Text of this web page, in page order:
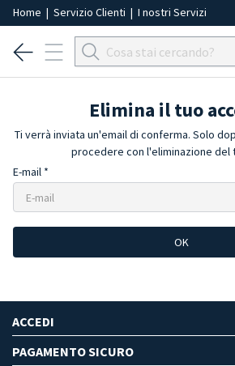
Home | Servizio Clienti | I nostri Servizi
Elimina il tuo
Ti verrà inviata un'email di conferma. Solo
procedere con l'eliminazione del
E-mail *
OK
ACCEDI
PAGAMENTO SICURO